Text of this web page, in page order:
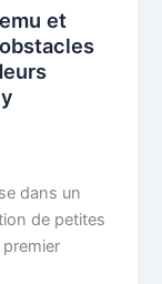
et
dans un
de petites